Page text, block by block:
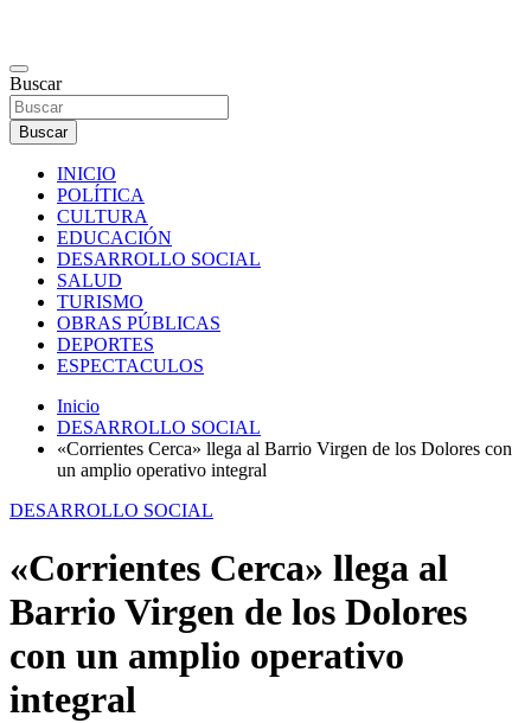
contenido
Noticias de Goya Corrientes
Buscar
Buscar
INICIO
POLÍTICA
CULTURA
EDUCACIÓN
DESARROLLO SOCIAL
SALUD
TURISMO
OBRAS PÚBLICAS
DEPORTES
ESPECTACULOS
Inicio
DESARROLLO SOCIAL
«Corrientes Cerca» llega al Barrio Virgen de los Dolores con
un amplio operativo integral
DESARROLLO SOCIAL
«Corrientes Cerca» llega al
Barrio Virgen de los Dolores
con un amplio operativo
integral